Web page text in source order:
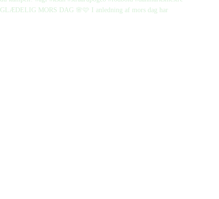
GLÆDELIG MORS DAG 🌸🩷 I anledning af mors dag har